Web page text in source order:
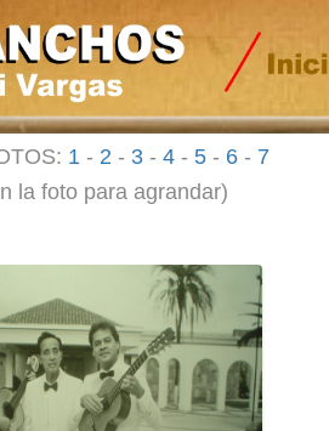
1 - 2 - 3 - 4 - 5 - 6 - 7
la foto para agrandar)